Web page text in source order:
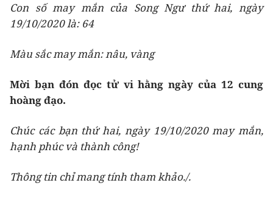
Con số may mắn của Song Ngư thứ hai, ngày
19/10/2020 là: 64
Màu sắc may mắn: nâu, vàng
Mời bạn đón đọc tử vi hằng ngày của 12 cung
hoàng đạo.
Chúc các bạn thứ hai, ngày 19/10/2020 may mắn,
hạnh phúc và thành công!
Thông tin chỉ mang tính tham khảo./.